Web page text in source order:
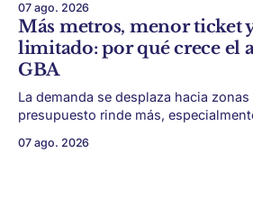
algunas piezas residenciales que
barrio. En medio de torres, edificios nuevos y proyectos
premium, todavía aparecen casas de
07 ago. 2026
Más metros, menor ticket
limitado: por qué crece el
GBA
La demanda se desplaza hacia
presupuesto rinde más,
Conurbano vuelve a ganar
07 ago. 2026